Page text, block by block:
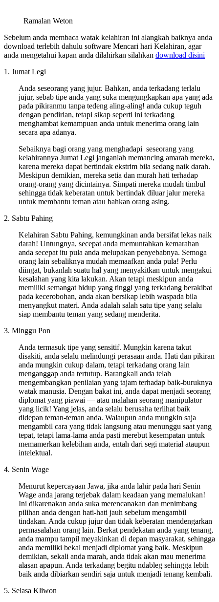
Ramalan Weton
Sebelum anda membaca watak kelahiran ini alangkah baiknya anda
download terlebih dahulu software Mencari hari Kelahiran, agar
anda mengetahui kapan anda dilahirkan silahkan download disini
1. Jumat Legi
Anda seseorang yang jujur. Bahkan, anda terkadang terlalu
jujur, sebab tipe anda yang suka mengungkapkan apa yang ada
pada pikiranmu tanpa tedeng aling-aling! anda cukup teguh
dengan pendirian, tetapi sikap seperti ini terkadang
menghambat kemampuan anda untuk menerima orang lain
secara apa adanya.
Sebaiknya bagi orang yang menghadapi seseorang yang
kelahirannya Jumat Legi janganlah memancing amarah mereka,
karena mereka dapat bertindak ekstrim bila sedang naik darah.
Meskipun demikian, mereka setia dan murah hati terhadap
orang-orang yang dicintainya. Simpati mereka mudah timbul
sehingga tidak keberatan untuk bertindak diluar jalur mereka
untuk membantu teman atau bahkan orang asing.
2. Sabtu Pahing
Kelahiran Sabtu Pahing, kemungkinan anda bersifat lekas naik
darah! Untungnya, secepat anda memuntahkan kemarahan
anda secepat itu pula anda melupakan penyebabnya. Semoga
orang lain sebaliknya mudah memaafkan anda pula! Perlu
diingat, bukanlah suatu hal yang menyakitkan untuk mengakui
kesalahan yang kita lakukan. Akan tetapi meskipun anda
memiliki semangat hidup yang tinggi yang terkadang berakibat
pada kecerobohan, anda akan bersikap lebih waspada bila
menyangkut materi. Anda adalah salah satu tipe yang selalu
siap membantu teman yang sedang menderita.
3. Minggu Pon
Anda termasuk tipe yang sensitif. Mungkin karena takut
disakiti, anda selalu melindungi perasaan anda. Hati dan pikiran
anda mungkin cukup dalam, tetapi terkadang orang lain
menganggap anda tertutup. Barangkali anda telah
mengembangkan penilaian yang tajam terhadap baik-buruknya
watak manusia. Dengan bakat ini, anda dapat menjadi seorang
diplomat yang piawai — atau malahan seorang manipulator
yang licik! Yang jelas, anda selalu berusaha terlihat baik
didepan teman-teman anda. Walaupun anda mungkin saja
mengambil cara yang tidak langsung atau menunggu saat yang
tepat, tetapi lama-lama anda pasti merebut kesempatan untuk
memamerkan kelebihan anda, entah dari segi material ataupun
intelektual.
4. Senin Wage
Menurut kepercayaan Jawa, jika anda lahir pada hari Senin
Wage anda jarang terjebak dalam keadaan yang memalukan!
Ini dikarenakan anda suka merencanakan dan menimbang
pilihan anda dengan hati-hati jauh sebelum mengambil
tindakan. Anda cukup jujur dan tidak keberatan mendengarkan
permasalahan orang lain. Berkat pendekatan anda yang tenang,
anda mampu tampil meyakinkan di depan masyarakat, sehingga
anda memiliki bekal menjadi diplomat yang baik. Meskipun
demikian, sekali anda marah, anda tidak akan mau menerima
alasan apapun. Anda terkadang begitu ndableg sehingga lebih
baik anda dibiarkan sendiri saja untuk menjadi tenang kembali.
5. Selasa Kliwon